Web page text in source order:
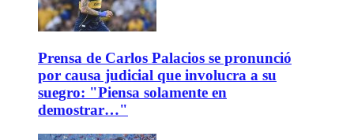
Prensa de Carlos Palacios se pronunció
por causa judicial que involucra a su
suegro: "Piensa solamente en
demostrar…"